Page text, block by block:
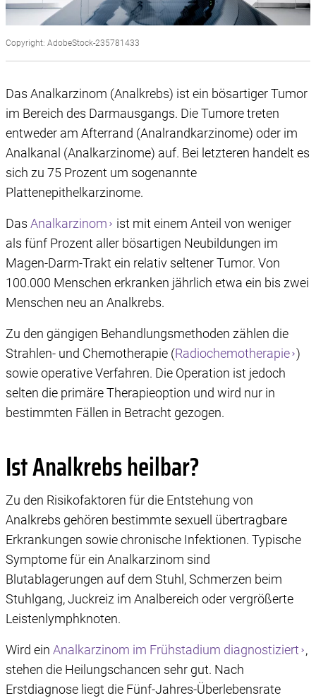
Copyright: AdobeStock-235781433
Das Analkarzinom (Analkrebs) ist ein bösartiger Tumor
im Bereich des Darmausgangs. Die Tumore treten
entweder am Afterrand (Analrandkarzinome) oder im
Analkanal (Analkarzinome) auf. Bei letzteren handelt es
sich zu 75 Prozent um sogenannte
Plattenepithelkarzinome.
Das Analkarzinom
ist mit einem Anteil von weniger
als fünf Prozent aller bösartigen Neubildungen im
Magen-Darm-Trakt ein relativ seltener Tumor. Von
100.000 Menschen erkranken jährlich etwa ein bis zwei
Menschen neu an Analkrebs.
Zu den gängigen Behandlungsmethoden zählen die
Strahlen- und Chemotherapie (Radiochemotherapie )
sowie operative Verfahren. Die Operation ist jedoch
selten die primäre Therapieoption und wird nur in
bestimmten Fällen in Betracht gezogen.
Ist Analkrebs heilbar?
Zu den Risikofaktoren für die Entstehung von
Analkrebs gehören bestimmte sexuell übertragbare
Erkrankungen sowie chronische Infektionen. Typische
Symptome für ein Analkarzinom sind
Blutablagerungen auf dem Stuhl, Schmerzen beim
Stuhlgang, Juckreiz im Analbereich oder vergrößerte
Leistenlymphknoten.
Wird ein Analkarzinom im Frühstadium diagnostiziert ,
stehen die Heilungschancen sehr gut. Nach
Erstdiagnose liegt die Fünf-Jahres-Überlebensrate